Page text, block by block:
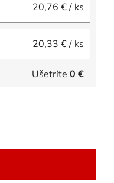
20,76 €/ ks
20,33 €/ ks
Ušetríte 0 €